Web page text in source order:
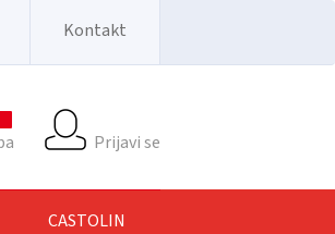
Kontakt
Prijavi se
CASTOLIN